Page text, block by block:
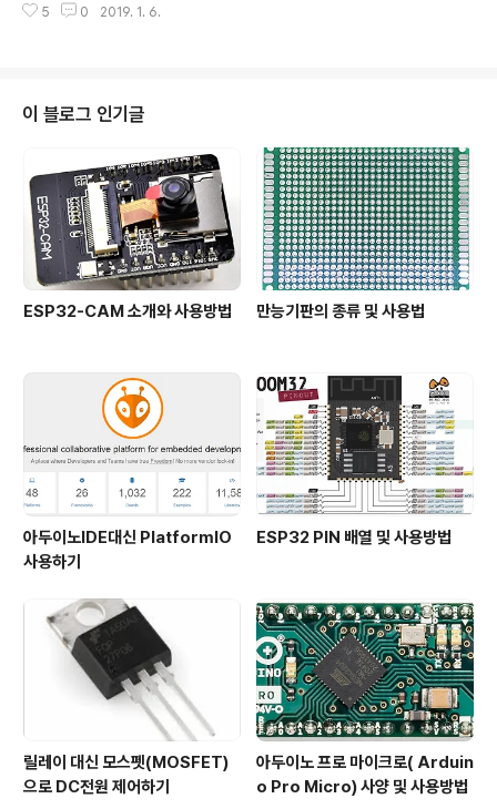
t) Analog Input Pins 16 DC ..
서 마이크로컨트롤러란 마이크로프로세서와 입출력 모듈
으로써 환경과 상호작용이 가능한 물건을 만들어 낼 수 있
도록 하여 피지컬컴퓨팅 시스템을 가능하게 해 준다. 아두
이노는 다음과 같은 장점이 있다. 1) 저렴하고 구하기 쉬운
부품 : 아두이노는 open source이므로 수많은 유사 제품
이 많고, 동일한 사양의 다양한 호환제품도 시중에 유통되
기 때문에 가격도 저렴하고 구하기도 매우 쉽..
5 0 2019. 1. 6.
이 블로그 인기글
ESP32-CAM 소개와 사용방법 만능기판의 종류 및 사용법
아두이노IDE대신 PlatformIO
사용하기
ESP32 PIN 배열 및 사용방법
릴레이 대신 모스펫(MOSFET)
으로 DC전원 제어하기
아두이노 프로 마이크로( Arduin
o Pro Micro) 사양 및 사용방법